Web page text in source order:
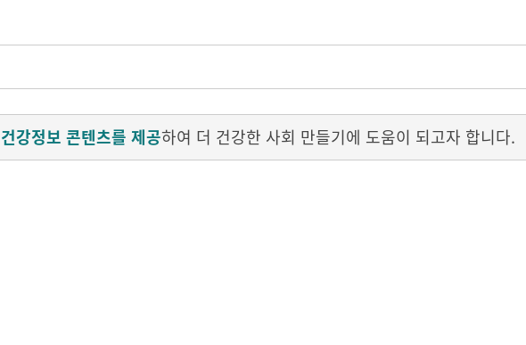
강정보 콘텐츠를 제공하여 더 건강한 사회 만들기에 도움이 되고자 합니다.